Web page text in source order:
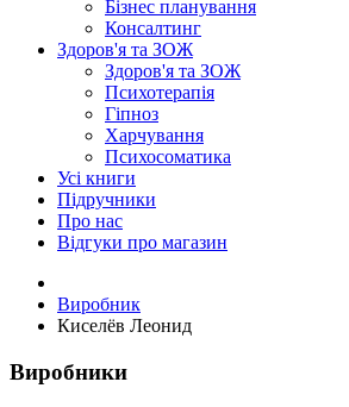
Бізнес планування
Консалтинг
Здоров'я та ЗОЖ
Здоров'я та ЗОЖ
Психотерапія
Гіпноз
Харчування
Психосоматика
Усі книги
Підручники
Про нас
Відгуки про магазин
Виробник
Киселёв Леонид
Виробники